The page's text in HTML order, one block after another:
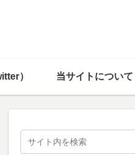
） 当サイトについて